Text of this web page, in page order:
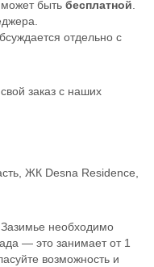
быть бесплатной
отдельно с
заказ с наших
ЖК Desna Residence,
необходимо
— это занимает от 1
возможность и